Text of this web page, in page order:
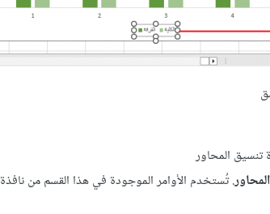
المحاور
. تُستخدم الأوامر الموجودة في هذا القسم من نافذة